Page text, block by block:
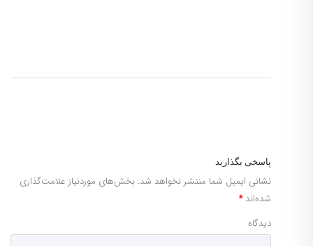
پاسخی بگذارید
نشانی ایمیل شما منتشر نخواهد شد. بخش‌های موردنیاز علامت‌گذاری
شده‌اند*
دیدگاه